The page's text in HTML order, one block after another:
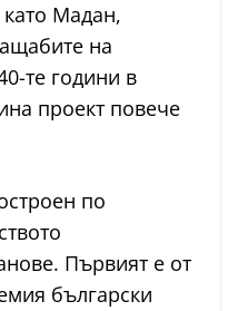
Мадан,
на
те години в
проект повече
по
Първият е от
български